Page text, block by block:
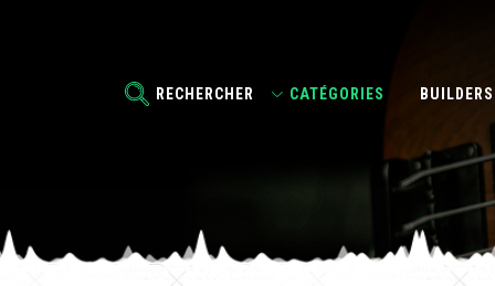
RECHERCHER CATÉGORIES BUILDERS